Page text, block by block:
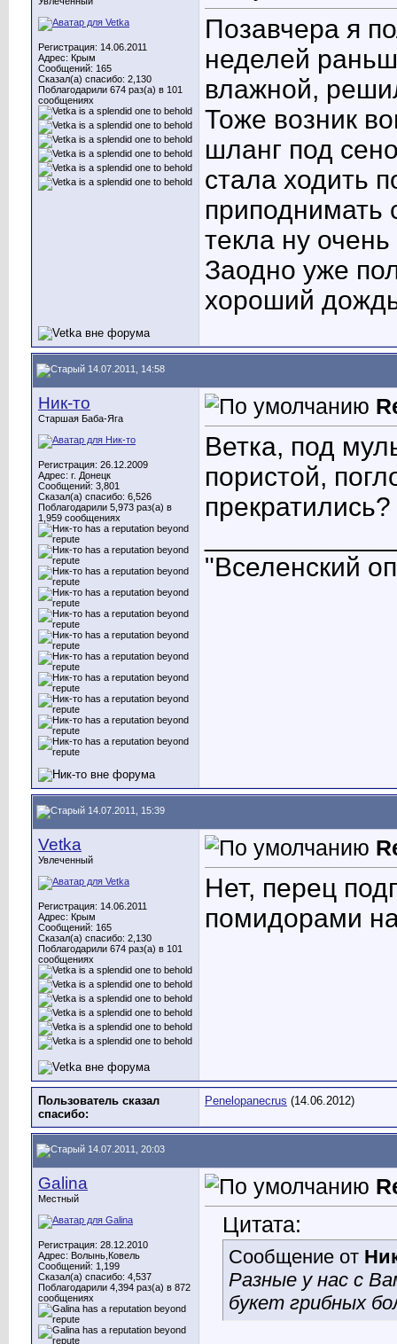
Регистрация: 14.06.2011
Адрес: Крым
Сообщений: 165
Сказал(а) спасибо: 2,130
Поблагодарили 674 раз(а) в 101
сообщениях
Позавчера я
неделей
влажной,
Тоже возник
шланг под
стала ходить
приподнимать
текла ну
Заодно уже
хороший
14.07.2011, 14:58
Ник-то
Старшая Баба-Яга
Регистрация: 26.12.2009
Адрес: г. Донецк
Сообщений: 3,801
Сказал(а) спасибо: 6,526
Поблагодарили 5,973 раз(а) в
1,959 сообщениях
Ветка, под
пористой,
прекратились?
"Вселенский
14.07.2011, 15:39
Vetka
Увлеченный
Регистрация: 14.06.2011
Адрес: Крым
Сообщений: 165
Сказал(а) спасибо: 2,130
Поблагодарили 674 раз(а) в 101
сообщениях
Нет, перец
помидорами
Пользователь сказал
cпасибо:
Penelopanecrus (14.06.2012)
14.07.2011, 20:03
Galina
Местный
Регистрация: 28.12.2010
Адрес: Волынь,Ковель
Сообщений: 1,199
Сказал(а) спасибо: 4,537
Поблагодарили 4,394 раз(а) в 872
сообщениях
Цитата:
Сообщение от
Разные у нас с
букет грибных